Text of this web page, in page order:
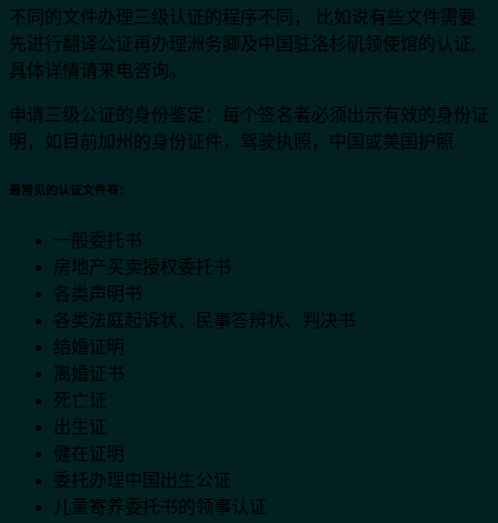
不同的文件办理三级认证的程序不同， 比如说有些文件需要
先进行翻译公证再办理洲务卿及中国驻洛杉矶领使馆的认证,
具体详情请来电咨询。
申请三级公证的身份鉴定：每个签名者必须出示有效的身份证
明，如目前加州的身份证件，驾驶执照，中国或美国护照.
最常见的认证文件有：
一般委托书
房地产买卖授权委托书
各类声明书
各类法庭起诉状、民事答辨状、判决书
结婚证明
离婚证书
死亡证
出生证
健在证明
委托办理中国出生公证
儿童寄养委托书的领事认证